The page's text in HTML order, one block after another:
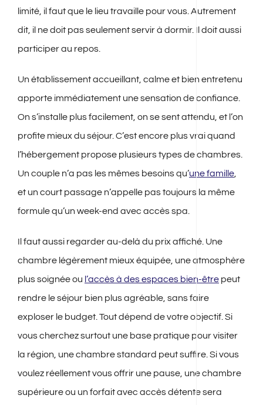
limité, il faut que le lieu travaille pour vous. Autrement
dit, il ne doit pas seulement servir à dormir. Il doit aussi
participer au repos.
Un établissement accueillant, calme et bien entretenu
apporte immédiatement une sensation de confiance.
On s’installe plus facilement, on se sent attendu, et l’on
profite mieux du séjour. C’est encore plus vrai quand
l’hébergement propose plusieurs types de chambres.
Un couple n’a pas les mêmes besoins qu’une famille
et un court passage n’appelle pas toujours la même
formule qu’un week-end avec accès spa.
Il faut aussi regarder au-delà du prix affiché. Une
chambre légèrement mieux équipée, une atmosphère
plus soignée ou l’accès à des espaces bien-être peut
rendre le séjour bien plus agréable, sans faire
exploser le budget. Tout dépend de votre objectif. Si
vous cherchez surtout une base pratique pour visiter
la région, une chambre standard peut suffire. Si vous
voulez réellement vous offrir une pause, une chambre
supérieure ou un forfait avec accès détente sera